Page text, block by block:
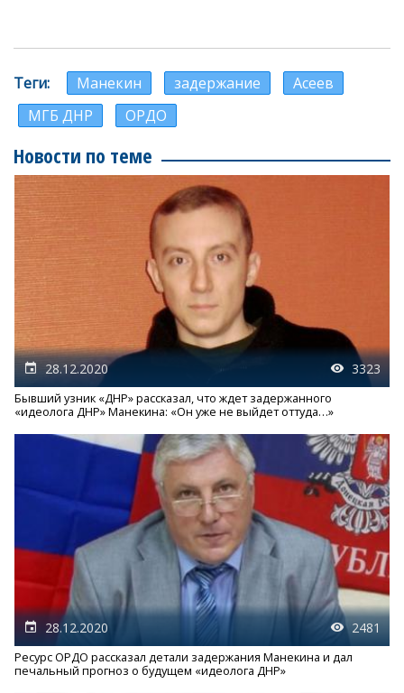
Теги Манекин задержание
Асеев
МГБ ДНР
ОРДО
Новости по теме
28.12.2020 3323
Бывший узник «ДНР» рассказал, что ждет задержанного
«идеолога ДНР» Манекина: «Он уже не выйдет оттуда…»
28.12.2020 2481
Ресурс ОРДО рассказал детали задержания Манекина и дал
печальный прогноз о будущем «идеолога ДНР»